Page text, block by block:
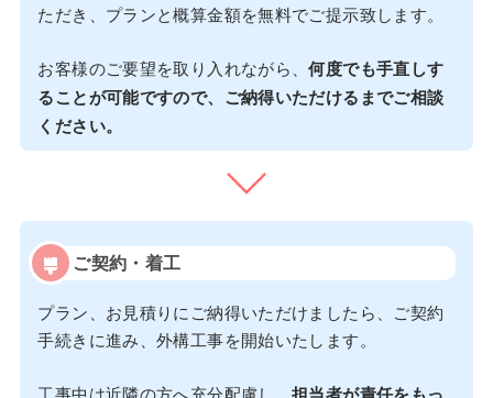
ただき、プランと概算金額を無料でご提示致します。
お客様のご要望を取り入れながら、何度でも手直しす
ることが可能ですので、ご納得いただけるまでご相談
ください。
ご契約・着工
プラン、お見積りにご納得いただけましたら、ご契約
手続きに進み、外構工事を開始いたします。
工事中は近隣の方へ充分配慮し、担当者が責任をもっ